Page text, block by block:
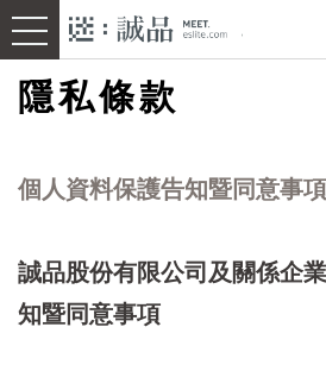
隱私條款
個人資料保護告知暨同意事項
誠品股份有限公司及關係企
知暨同意事項